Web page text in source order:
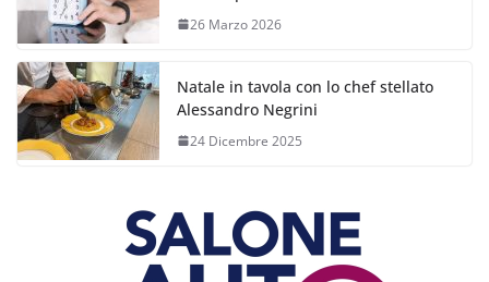
26 Marzo 2026
Natale in tavola con lo chef stellato
Alessandro Negrini
24 Dicembre 2025